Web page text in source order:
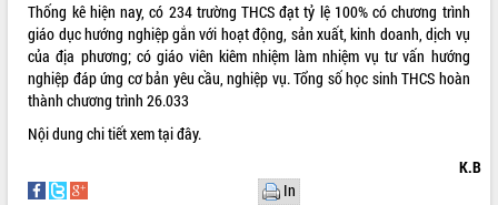
VIDEO
Thống kê hiện nay, có 234 trường THCS đạt tỷ lệ 100% có chương trình
giáo dục hướng nghiệp gắn với hoạt động, sản xuất, kinh doanh, dịch vụ
của địa phương; có giáo viên kiêm nhiệm làm nhiệm vụ tư vấn hướng
nghiệp đáp ứng cơ bản yêu cầu, nghiệp vụ. Tổng số học sinh THCS hoàn
thành chương trình 26.033
Nội dung chi tiết xemtại đây.
K.B
In